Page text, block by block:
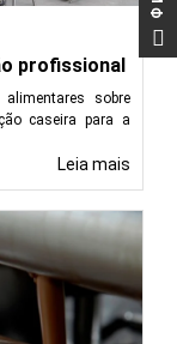
profissional
sobre
caseira para a
Leia mais